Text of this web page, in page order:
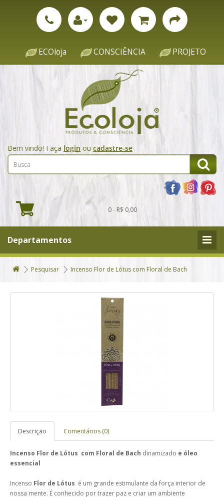
ECOloja CONSCIÊNCIA PROJETO
Bem vindo! Faça login ou cadastre-se
0 - R$ 0,00
Departamentos
Pesquisar Incenso Flor de Lótus com Floral de Bach
Descrição Comentários (0)
Incenso Flor de Lótus com Floral de Bach dinamizado e óleo
essencial
Incenso Flor de Lótus é um grande estimulante da força interior de
nossa mente. É conhecido por trazer paz e criar um ambiente